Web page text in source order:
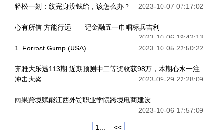
轻松一刻：纹完身没钱给，该怎么办？ 2023-10-07 07:17:02
心有所信 方能行远——记金融五一巾帼标兵吉利
2023-10-06 19:42:13
1. Forrest Gump (USA)
2023-10-05 22:50:22
齐雅大乐透113期:近期预测中二等奖收获98万，本期心水一注
冲击大奖
2023-09-29 22:28:09
雨果跨境赋能江西外贸职业学院跨境电商建设
2023-10-06 17:57:09
1...
<<